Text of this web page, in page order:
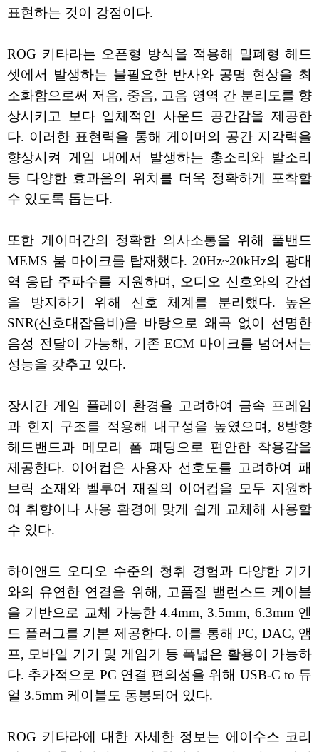
표현하는 것이 강점이다.
ROG 키타라는 오픈형 방식을 적용해 밀폐형 헤드
셋에서 발생하는 불필요한 반사와 공명 현상을 최
소화함으로써 저음, 중음, 고음 영역 간 분리도를 향
상시키고 보다 입체적인 사운드 공간감을 제공한
다. 이러한 표현력을 통해 게이머의 공간 지각력을
향상시켜 게임 내에서 발생하는 총소리와 발소리
등 다양한 효과음의 위치를 더욱 정확하게 포착할
수 있도록 돕는다.
또한 게이머간의 정확한 의사소통을 위해 풀밴드
MEMS 붐 마이크를 탑재했다. 20Hz~20kHz의 광대
역 응답 주파수를 지원하며, 오디오 신호와의 간섭
을 방지하기 위해 신호 체계를 분리했다. 높은
SNR(신호대잡음비)을 바탕으로 왜곡 없이 선명한
음성 전달이 가능해, 기존 ECM 마이크를 넘어서는
성능을 갖추고 있다.
장시간 게임 플레이 환경을 고려하여 금속 프레임
과 힌지 구조를 적용해 내구성을 높였으며, 8방향
헤드밴드과 메모리 폼 패딩으로 편안한 착용감을
제공한다. 이어컵은 사용자 선호도를 고려하여 패
브릭 소재와 벨루어 재질의 이어컵을 모두 지원하
여 취향이나 사용 환경에 맞게 쉽게 교체해 사용할
수 있다.
하이앤드 오디오 수준의 청취 경험과 다양한 기기
와의 유연한 연결을 위해, 고품질 밸런스드 케이블
을 기반으로 교체 가능한 4.4mm, 3.5mm, 6.3mm 엔
드 플러그를 기본 제공한다. 이를 통해 PC, DAC, 앰
프, 모바일 기기 및 게임기 등 폭넓은 활용이 가능하
다. 추가적으로 PC 연결 편의성을 위해 USB-C to 듀
얼 3.5mm 케이블도 동봉되어 있다.
ROG 키타라에 대한 자세한 정보는 에이수스 코리